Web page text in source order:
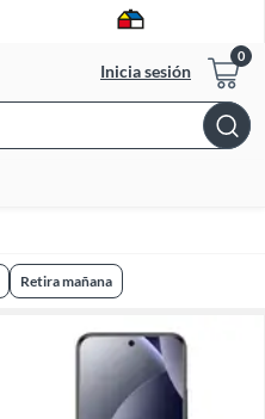
Inicia sesión
Bar
Retira mañana